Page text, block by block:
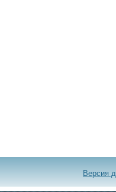
Версия